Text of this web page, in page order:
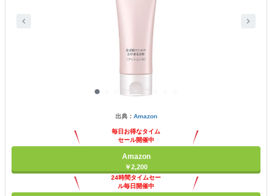
出典： Amazon
毎日お得なタイム
セール開催中
Amazon
￥2,200
24時間タイムセー
ル毎日開催中